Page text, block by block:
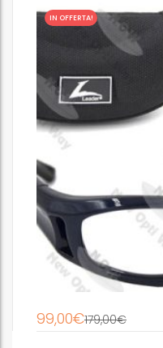
IN OFFERTA!
99,00€179,00€